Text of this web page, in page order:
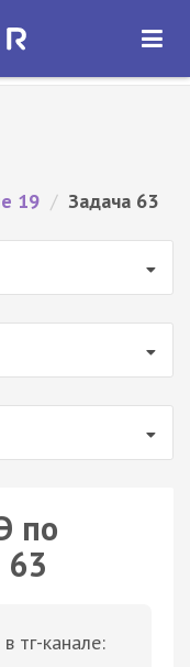
ОТКРЫТЬ
19 / Задача 63
по
63
тг-канале: